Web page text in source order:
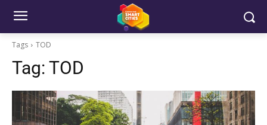
Tags TOD
Tag: TOD